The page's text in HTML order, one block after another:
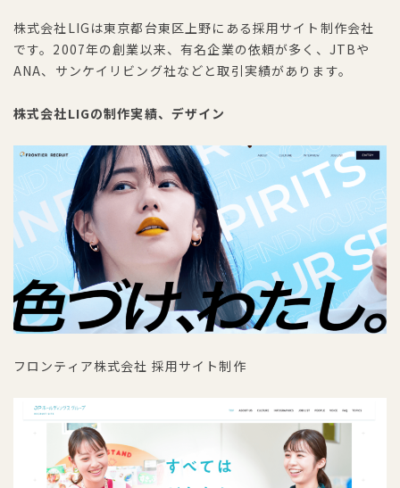
株式会社LIGは東京都台東区上野にある採用サイト制作会社
です。2007年の創業以来、有名企業の依頼が多く、JTBや
ANA、サンケイリビング社などと取引実績があります。
株式会社LIGの制作実績、デザイン
フロンティア株式会社 採用サイト制作